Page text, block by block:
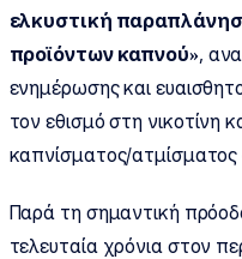
ελκυστική
προϊόντων καπνού»,
ενημέρωσης και
τον εθισμό στη νικοτίνη
καπνίσματος/ατμίσματος
Παρά τη σημαντική
τελευταία χρόνια στον